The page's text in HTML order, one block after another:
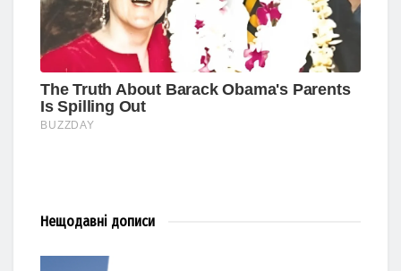
Нещодавні дописи